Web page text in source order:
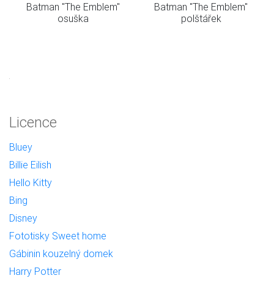
Batman "The Emblem"
osuška
Batman "The Emblem"
polštářek
Licence
Bluey
Billie Eilish
Hello Kitty
Bing
Disney
Fototisky Sweet home
Gábinin kouzelný domek
Harry Potter